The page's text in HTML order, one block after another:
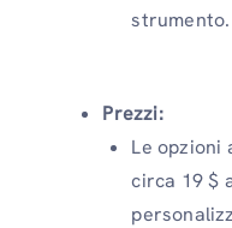
strumento.
Prezzi:
Le opzioni
circa 19 $